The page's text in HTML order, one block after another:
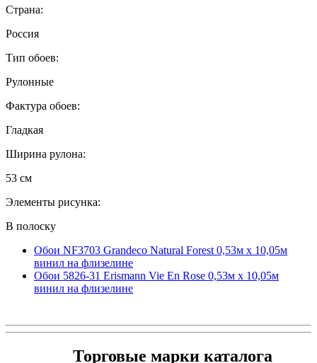
Страна:
Россия
Тип обоев:
Рулонные
Фактура обоев:
Гладкая
Ширина рулона:
53 см
Элементы рисунка:
В полоску
Обои NF3703 Grandeco Natural Forest 0,53м x 10,05м
винил на флизелине
Обои 5826-31 Erismann Vie En Rose 0,53м x 10,05м
винил на флизелине
Торговые марки каталога